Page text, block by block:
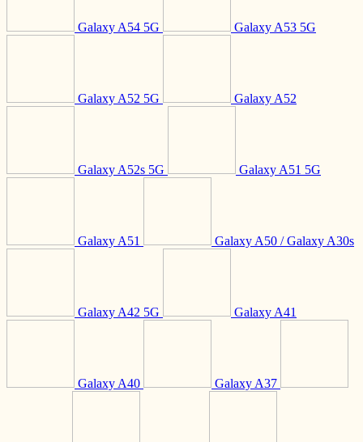
Galaxy A54 5G Galaxy A53 5G
Galaxy A52 5G Galaxy A52
Galaxy A52s 5G Galaxy A51 5G
Galaxy A51 Galaxy A50 / Galaxy A30s
Galaxy A42 5G Galaxy A41
Galaxy A40 Galaxy A37